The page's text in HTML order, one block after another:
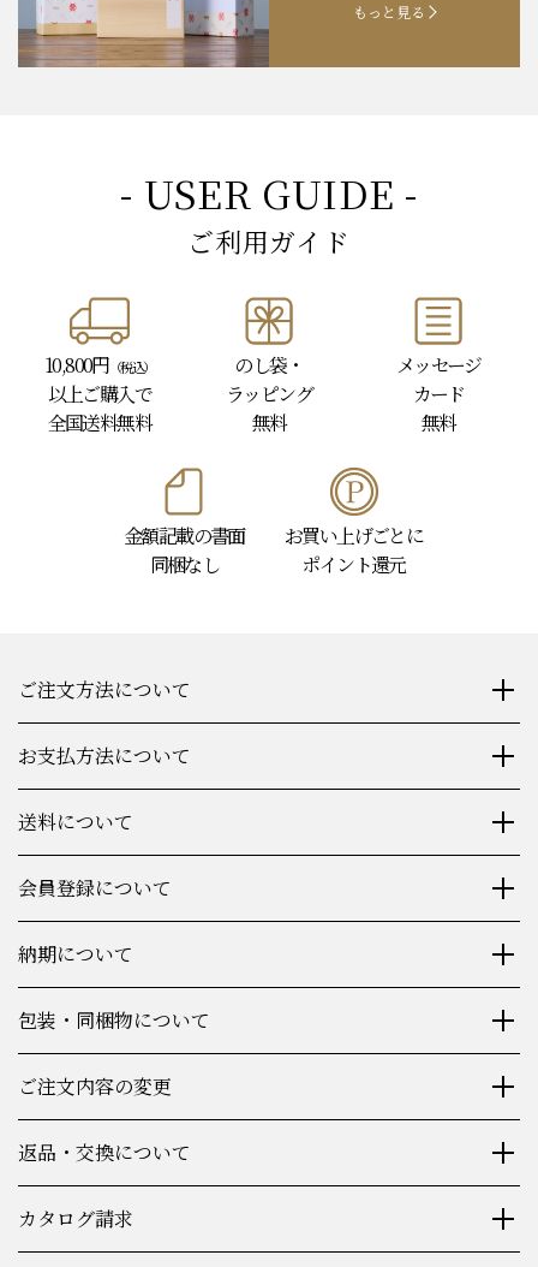
もっと見る
- USER GUIDE -
ご利用ガイド
10,800円 （税込）
以上ご購入で
全国送料無料
のし袋・
ラッピング
無料
メッセージ
カード
無料
金額記載の書面
同梱なし
お買い上げごとに
ポイント還元
ご注文方法について
お支払方法について
送料について
会員登録について
納期について
包装・同梱物について
ご注文内容の変更
返品・交換について
カタログ請求